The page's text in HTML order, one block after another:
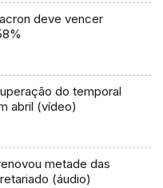
deve vencer
do temporal
abril (vídeo)
metade das
(áudio)